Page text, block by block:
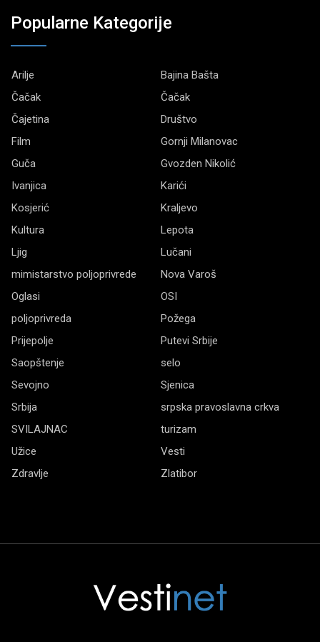
Popularne Kategorije
Arilje
Bajina Bašta
Čačak
Čačak
Čajetina
Društvo
Film
Gornji Milanovac
Guča
Gvozden Nikolić
Ivanjica
Karići
Kosjerić
Kraljevo
Kultura
Lepota
Ljig
Lučani
mimistarstvo poljoprivrede
Nova Varoš
Oglasi
OSI
poljoprivreda
Požega
Prijepolje
Putevi Srbije
Saopštenje
selo
Sevojno
Sjenica
Srbija
srpska pravoslavna crkva
SVILAJNAC
turizam
Užice
Vesti
Zdravlje
Zlatibor